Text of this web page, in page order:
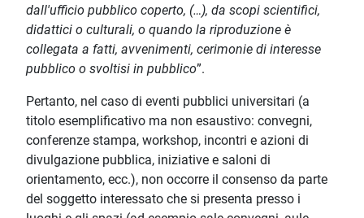
dall'ufficio pubblico coperto, (…), da scopi scientifici,
didattici o culturali, o quando la riproduzione è
collegata a fatti, avvenimenti, cerimonie di interesse
pubblico o svoltisi in pubblico”.
Pertanto, nel caso di eventi pubblici universitari (a
titolo esemplificativo ma non esaustivo: convegni,
conferenze stampa, workshop, incontri e azioni di
divulgazione pubblica, iniziative e saloni di
orientamento, ecc.), non occorre il consenso da parte
del soggetto interessato che si presenta presso i